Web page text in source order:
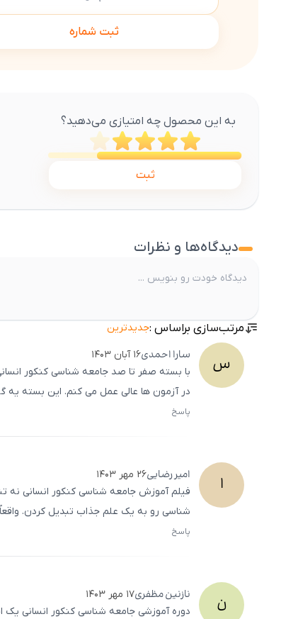
ثبت شماره
به این محصول چه امتیازی می‌دهید؟
ثبت
دیدگاه‌ها و نظرات
مرتب‌سازی براساس :جدیدترین
س سارااحمدی۱۶ آبان ۱۴۰۳
با بسته صفر تا صد جامعه‌ شناسی کنکور
در آزمون ‌ها عالی عمل می ‌کنم. این بسته یه
پاسخ
ا امیررضایی۲۶ مهر ۱۴۰۳
فیلم آموزش جامعه ‌شناسی کنکور انسانی
شناسی رو به یک علم جذاب تبدیل کردن. واقعاً
پاسخ
ن نازنینمظفری۱۷ مهر ۱۴۰۳
دوره آموزشی جامعه ‌شناسی کنکور انسانی